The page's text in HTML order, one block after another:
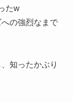
たw
の強烈なまで
知ったかぶり